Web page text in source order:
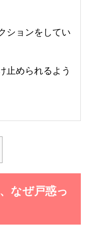
ションをしてい
止められるよう
なぜ戸惑っ